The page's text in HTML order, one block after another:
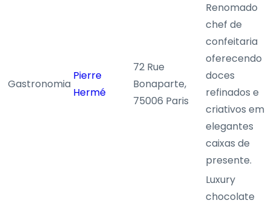
Gastronomia
Pierre
Hermé
72 Rue
Bonaparte,
75006 Paris
Renomado
chef de
confeitaria
oferecendo
doces
refinados e
criativos em
elegantes
caixas de
presente.
Luxury
chocolate